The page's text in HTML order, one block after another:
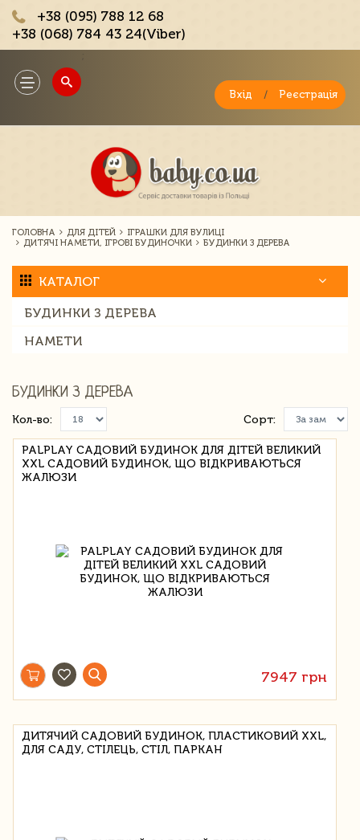
+38 (095) 788 12 68
+38 (068) 784 43 24(Viber)
Toggle
navigation
Вхід / Реєстрація
ГОЛОВНА ДЛЯ ДІТЕЙ
ІГРАШКИ ДЛЯ ВУЛИЦІ
ДИТЯЧІ НАМЕТИ, ІГРОВІ БУДИНОЧКИ
БУДИНКИ З ДЕРЕВА
КАТАЛОГ
БУДИНКИ З ДЕРЕВА
НАМЕТИ
БУДИНКИ З ДЕРЕВА
Кол-во: Сорт:
PALPLAY САДОВИЙ БУДИНОК ДЛЯ ДІТЕЙ ВЕЛИКИЙ
XXL САДОВИЙ БУДИНОК, ЩО ВІДКРИВАЮТЬСЯ
ЖАЛЮЗИ
7947 грн
ДИТЯЧИЙ САДОВИЙ БУДИНОК, ПЛАСТИКОВИЙ XXL,
ДЛЯ САДУ, СТІЛЕЦЬ, СТІЛ, ПАРКАН